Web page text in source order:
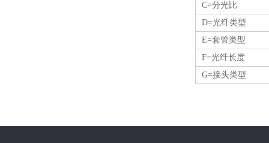
C=分光比
D=光纤类型
E=套管类型
F=光纤长度
G=接头类型